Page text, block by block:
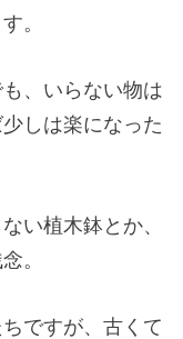
。
、いらない物は
しは楽になった
い植木鉢とか、
。
ですが、古くて